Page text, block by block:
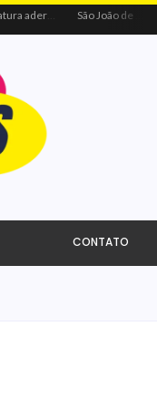
Natura adere à coalizão do Código de Defesa e Inclusão do Consumidor Negro
CONTATO